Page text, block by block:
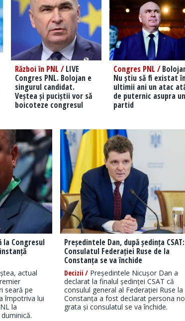
Război în PNL /LIVE
Congres PNL. Bolojan e
singurul candidat.
Veștea și puciștii vor să
boicoteze congresul
Congres PNL /
Nu știu să fi existat
ultimii ani un atac
de puternic asupra
partid
la Congresul
actual
seară pe
împotriva lui
la
Președintele Dan, după ședința CSAT:
Consulatul Federației Ruse de la
Constanța se va închide
Decizii /Președintele Nicușor Dan a
declarat la finalul ședinței CSAT că
consulul general al Federației Ruse la
Constanța a fost declarat persona
grata și consulatul se va închide.